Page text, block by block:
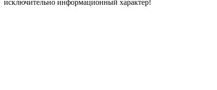
исключительно информационный характер!